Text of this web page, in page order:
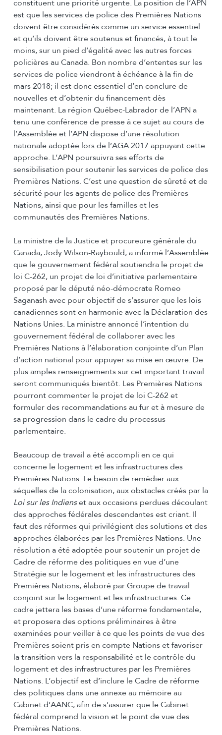
constituent une priorité urgente. La position de l’APN
est que les services de police des Premières Nations
doivent être considérés comme un service essentiel
et qu’ils doivent être soutenus et financés, à tout le
moins, sur un pied d’égalité avec les autres forces
policières au Canada. Bon nombre d’ententes sur les
services de police viendront à échéance à la fin de
mars 2018; il est donc essentiel d’en conclure de
nouvelles et d’obtenir du financement dès
maintenant. La région Québec-Labrador de l’APN a
tenu une conférence de presse à ce sujet au cours de
l’Assemblée et l’APN dispose d’une résolution
nationale adoptée lors de l’AGA 2017 appuyant cette
approche. L’APN poursuivra ses efforts de
sensibilisation pour soutenir les services de police des
Premières Nations. C’est une question de sûreté et de
sécurité pour les agents de police des Premières
Nations, ainsi que pour les familles et les
communautés des Premières Nations.
La ministre de la Justice et procureure générale du
Canada, Jody Wilson-Raybould, a informé l’Assemblée
que le gouvernement fédéral soutiendra le projet de
loi C-262, un projet de loi d’initiative parlementaire
proposé par le député néo-démocrate Romeo
Saganash avec pour objectif de s’assurer que les lois
canadiennes sont en harmonie avec la Déclaration des
Nations Unies. La ministre annoncé l’intention du
gouvernement fédéral de collaborer avec les
Premières Nations à l’élaboration conjointe d’un Plan
d’action national pour appuyer sa mise en œuvre. De
plus amples renseignements sur cet important travail
seront communiqués bientôt. Les Premières Nations
pourront commenter le projet de loi C-262 et
formuler des recommandations au fur et à mesure de
sa progression dans le cadre du processus
parlementaire.
Beaucoup de travail a été accompli en ce qui
concerne le logement et les infrastructures des
Premières Nations. Le besoin de remédier aux
séquelles de la colonisation, aux obstacles créés par la
Loi sur les Indienset aux occasions perdues découlant
des approches fédérales descendantes est criant. Il
faut des réformes qui privilégient des solutions et des
approches élaborées par les Premières Nations. Une
résolution a été adoptée pour soutenir un projet de
Cadre de réforme des politiques en vue d’une
Stratégie sur le logement et les infrastructures des
Premières Nations, élaboré par Groupe de travail
conjoint sur le logement et les infrastructures. Ce
cadre jettera les bases d’une réforme fondamentale,
et proposera des options préliminaires à être
examinées pour veiller à ce que les points de vue des
Premières soient pris en compte Nations et favoriser
la transition vers la responsabilité et le contrôle du
logement et des infrastructures par les Premières
Nations. L’objectif est d’inclure le Cadre de réforme
des politiques dans une annexe au mémoire au
Cabinet d’AANC, afin de s’assurer que le Cabinet
fédéral comprend la vision et le point de vue des
Premières Nations.